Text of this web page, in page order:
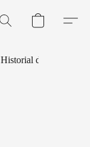
Historial de Pedidos